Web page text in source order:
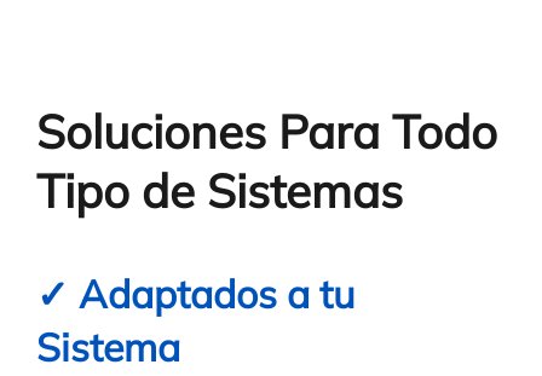
Soluciones Para Todo
Tipo de Sistemas
✓ Adaptados a tu
Sistema